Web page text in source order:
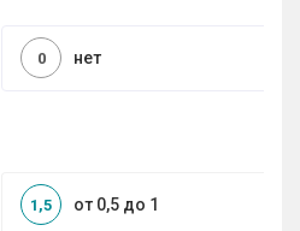
нет
0
от 0,5 до 1
1,5